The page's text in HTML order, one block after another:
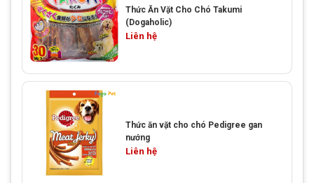
Thức Ăn Vặt Cho Chó Takumi
(Dogaholic)
Liên hệ
Thức ăn vặt cho chó Pedigree gan
nướng
Liên hệ